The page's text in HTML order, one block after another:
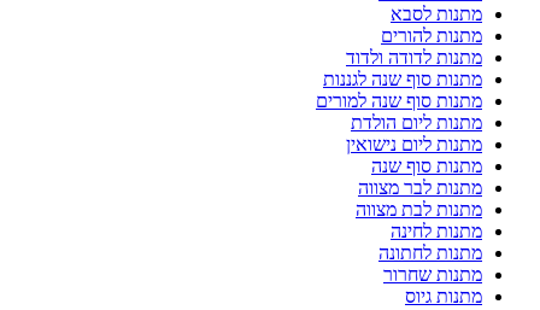
מתנות לסבא
מתנות להורים
מתנות לדודה ולדוד
מתנות סוף שנה לגננות
מתנות סוף שנה למורים
מתנות ליום הולדת
מתנות ליום נישואין
מתנות סוף שנה
מתנות לבר מצווה
מתנות לבת מצווה
מתנות לחינה
מתנות לחתונה
מתנות שחרור
מתנות גיוס